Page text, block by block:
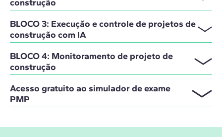
construção
BLOCO 3: Execução e controle de projetos de
construção com IA
BLOCO 4: Monitoramento de projeto de
construção
Acesso gratuito ao simulador de exame
PMP